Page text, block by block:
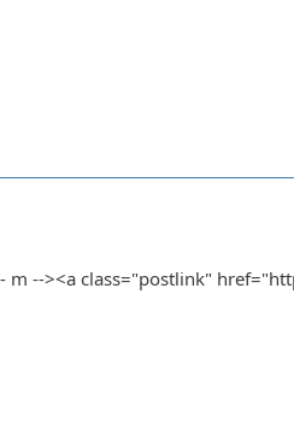
m --><a class="postlink"